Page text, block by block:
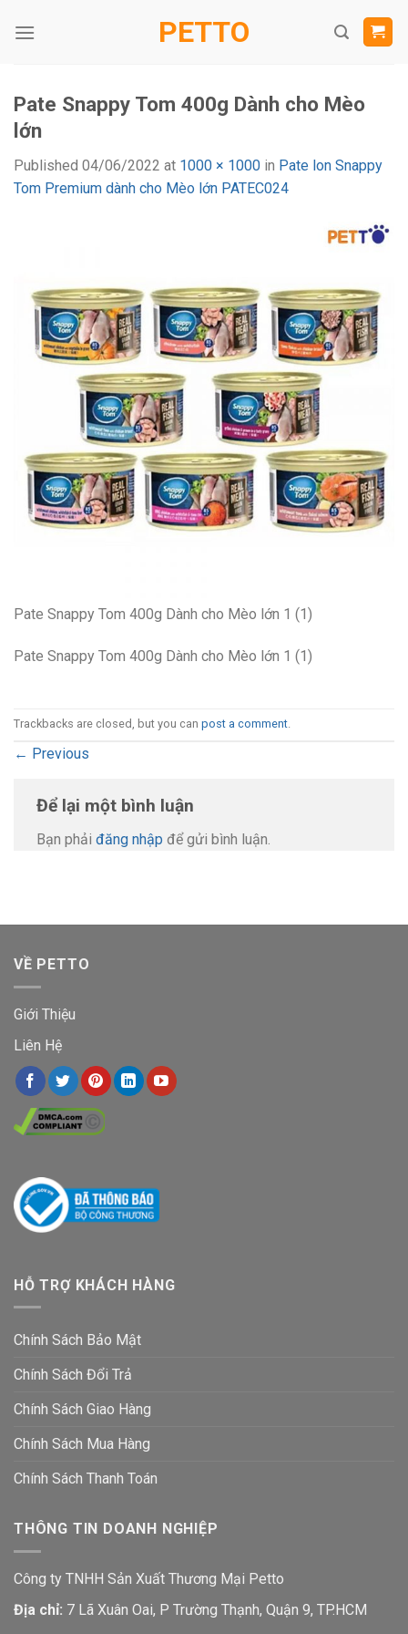
PETTO
Pate Snappy Tom 400g Dành cho Mèo
lớn
Published 04/06/2022 at 1000 × 1000 in Pate lon Snappy
Tom Premium dành cho Mèo lớn PATEC024
Pate Snappy Tom 400g Dành cho Mèo lớn 1 (1)
Pate Snappy Tom 400g Dành cho Mèo lớn 1 (1)
Trackbacks are closed, but you can post a comment.
← Previous
Để lại một bình luận
Bạn phải đăng nhập để gửi bình luận.
VỀ PETTO
Giới Thiệu
Liên Hệ
HỖ TRỢ KHÁCH HÀNG
Chính Sách Bảo Mật
Chính Sách Đổi Trả
Chính Sách Giao Hàng
Chính Sách Mua Hàng
Chính Sách Thanh Toán
THÔNG TIN DOANH NGHIỆP
Công ty TNHH Sản Xuất Thương Mại Petto
Địa chỉ: 7 Lã Xuân Oai, P Trường Thạnh, Quận 9, TP.HCM